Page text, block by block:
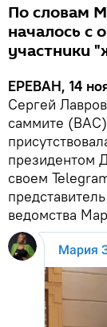
По словам
началось с
участники
ЕРЕВАН, 14
Сергей
саммите
президентом
своем
ведомства